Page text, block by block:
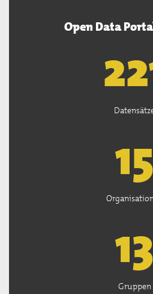
Open Data
15
13
Gruppen